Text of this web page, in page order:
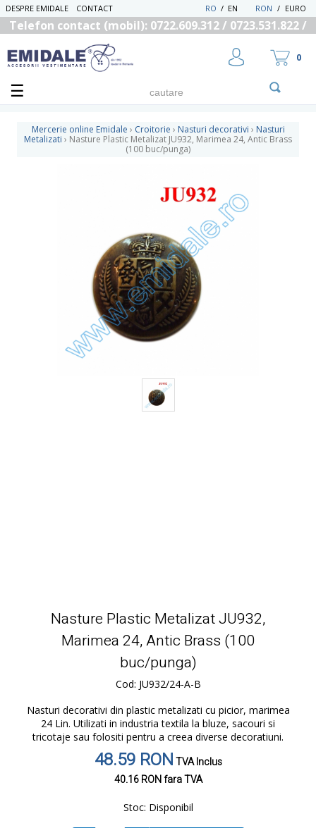
DESPRE EMIDALE CONTACT RON / EURO
EN
/
RO
Telefon contact (mobil): 0722.609.312 / 0723.531.822 /
0
Mercerie online Emidale › Croitorie › Nasturi decorativi › Nasturi
Metalizati › Nasture Plastic Metalizat JU932, Marimea 24, Antic Brass
(100 buc/punga)
Nasture Plastic Metalizat JU932,
Marimea 24, Antic Brass (100
buc/punga)
Cod: JU932/24-A-B
Nasturi decorativi din plastic metalizati cu picior, marimea
24 Lin. Utilizati in industria textila la bluze, sacouri si
tricotaje sau folositi pentru a creea diverse decoratiuni.
48.59 RONTVA Inclus
40.16 RONfara TVA
Stoc: Disponibil